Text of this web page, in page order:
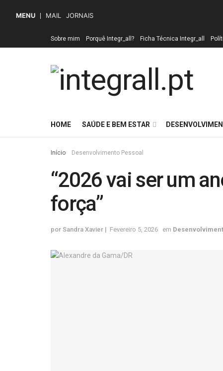
MENU MAIL JORNAIS
Sobre mim Porquê Integr_all? Ficha Técnica Integr_all
HOME SAÚDE E BEM ESTAR
Início Desenvolvimento Pessoal
“2026 vai ser um
força”
por Sandra Xavier Fevereiro 5, 2026 em